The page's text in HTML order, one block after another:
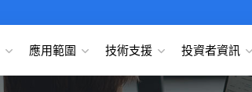
應用範圍 技術支援 投資者資訊